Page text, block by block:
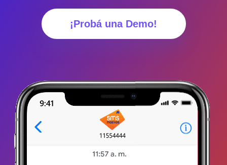
¡Probá una Demo!